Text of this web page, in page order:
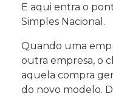
E aqui entra o
Simples Nacional.
Quando uma
outra empresa, o
aquela compra
do novo modelo.